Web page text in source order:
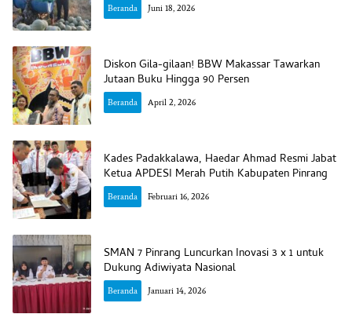
Beranda Juni 18, 2026
Diskon Gila-gilaan! BBW Makassar Tawarkan
Jutaan Buku Hingga 90 Persen
Beranda April 2, 2026
Kades Padakkalawa, Haedar Ahmad Resmi Jabat
Ketua APDESI Merah Putih Kabupaten Pinrang
Beranda Februari 16, 2026
SMAN 7 Pinrang Luncurkan Inovasi 3 x 1 untuk
Dukung Adiwiyata Nasional
Beranda Januari 14, 2026